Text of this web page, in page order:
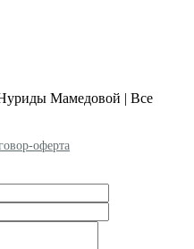
Мамедовой | Все
оферта